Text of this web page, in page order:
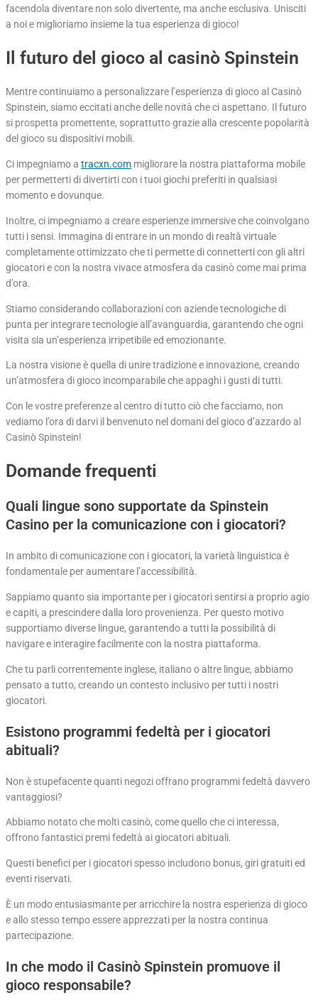
facendola diventare non solo divertente, ma anche esclusiva. Unisciti
a noi e miglioriamo insieme la tua esperienza di gioco!
Il futuro del gioco al casinò Spinstein
Mentre continuiamo a personalizzare l’esperienza di gioco al Casinò
Spinstein, siamo eccitati anche delle novità che ci aspettano. Il futuro
si prospetta promettente, soprattutto grazie alla crescente popolarità
del gioco su dispositivi mobili.
Ci impegniamo a tracxn.com migliorare la nostra piattaforma mobile
per permetterti di divertirti con i tuoi giochi preferiti in qualsiasi
momento e dovunque.
Inoltre, ci impegniamo a creare esperienze immersive che coinvolgano
tutti i sensi. Immagina di entrare in un mondo di realtà virtuale
completamente ottimizzato che ti permette di connetterti con gli altri
giocatori e con la nostra vivace atmosfera da casinò come mai prima
d’ora.
Stiamo considerando collaborazioni con aziende tecnologiche di
punta per integrare tecnologie all’avanguardia, garantendo che ogni
visita sia un’esperienza irripetibile ed emozionante.
La nostra visione è quella di unire tradizione e innovazione, creando
un’atmosfera di gioco incomparabile che appaghi i gusti di tutti.
Con le vostre preferenze al centro di tutto ciò che facciamo, non
vediamo l’ora di darvi il benvenuto nel domani del gioco d’azzardo al
Casinò Spinstein!
Domande frequenti
Quali lingue sono supportate da Spinstein
Casino per la comunicazione con i giocatori?
In ambito di comunicazione con i giocatori, la varietà linguistica è
fondamentale per aumentare l’accessibilità.
Sappiamo quanto sia importante per i giocatori sentirsi a proprio agio
e capiti, a prescindere dalla loro provenienza. Per questo motivo
supportiamo diverse lingue, garantendo a tutti la possibilità di
navigare e interagire facilmente con la nostra piattaforma.
Che tu parli correntemente inglese, italiano o altre lingue, abbiamo
pensato a tutto, creando un contesto inclusivo per tutti i nostri
giocatori.
Esistono programmi fedeltà per i giocatori
abituali?
Non è stupefacente quanti negozi offrano programmi fedeltà davvero
vantaggiosi?
Abbiamo notato che molti casinò, come quello che ci interessa,
offrono fantastici premi fedeltà ai giocatori abituali.
Questi benefici per i giocatori spesso includono bonus, giri gratuiti ed
eventi riservati.
È un modo entusiasmante per arricchire la nostra esperienza di gioco
e allo stesso tempo essere apprezzati per la nostra continua
partecipazione.
In che modo il Casinò Spinstein promuove il
gioco responsabile?